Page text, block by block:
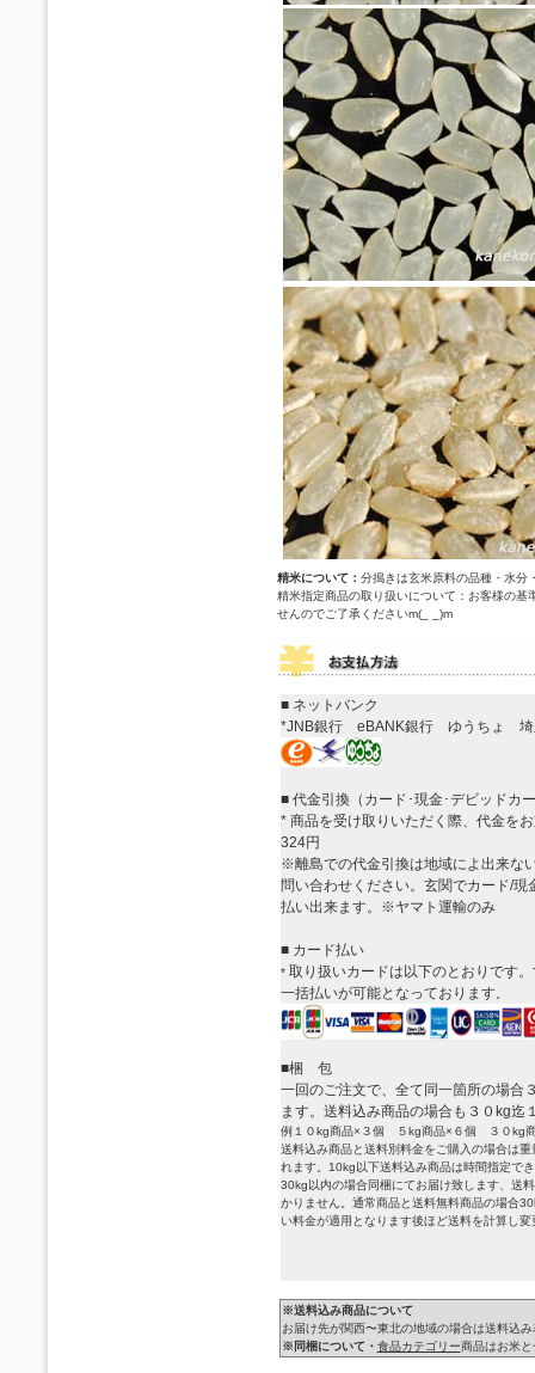
精米について ： 分搗きは玄米原料の品種・水分
精米指定商品の取り扱いについて：お客様の
せんのでご了承くださいm(_ _)m
■ ネットバンク
*JNB銀行 eBANK銀行 ゆうちょ 埼
■ 代金引換（カード･現金･デビッドカ
*商品を受け取りいただく際、代金を
324円
※離島での代金引換は地域によ出来な
問い合わせください。玄関でカード/現
払い出来ます。※ヤマト運輸のみ
■ カード払い
* 取り扱いカードは以下のとおりです
一括払いが可能となっております。
■梱 包
一回のご注文で、全て同一箇所の場合
ます。送料込み商品の場合も３０kg迄
例１０kg商品×３個 ５kg商品×６個 ３０kg
送料込み商品と送料別料金をご購入の場合は
れます。10kg以下送料込み商品は時間指定で
30kg以内の場合同梱にてお届け致します、送
かりません。通常商品と送料無料商品の場合
い料金が適用となります後ほど送料を計算し変
※送料込み商品について
お届け先が関西〜東北の地域の場合は送料込
※同梱について・ 食品カテゴリー商品はお米